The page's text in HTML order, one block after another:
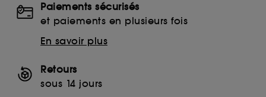
Ethanolamine (ETA)
Monoethanolamine (MEA)
Triethanolamine (TEA)
Ethylenediaminetetraacetic Acid
Disodium EDTA
Paiements sécurisés
et paiements en plusieurs fois
En savoir plus
Retours
sous 14 jours